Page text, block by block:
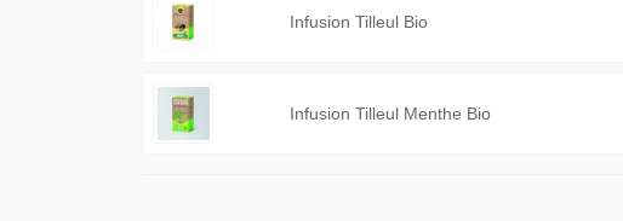
Infusion Tilleul Bio
Infusion Tilleul Menthe Bio